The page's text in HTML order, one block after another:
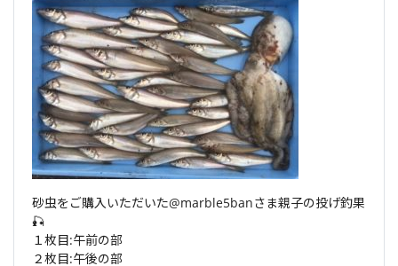
砂虫をご購入いただいた@marble5banさま親子の投げ釣果
🎣
１枚目:午前の部
２枚目:午後の部